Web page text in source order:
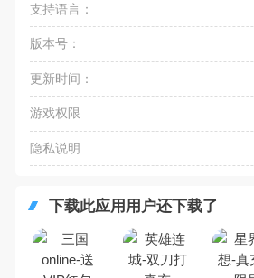
支持语言：
版本号：
更新时间：
游戏权限
隐私说明
下载此应用用户还下载了